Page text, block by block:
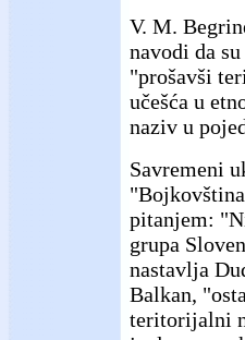
V. M.
navodi da
"prošavši
učešća u
naziv u
Savremeni
pitanjem:
grupa
nastavlja
Balkan,
teritorijalni